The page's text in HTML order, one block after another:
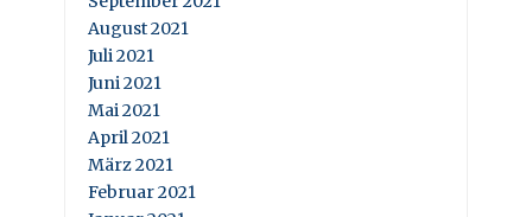
August 2021
Juli 2021
Juni 2021
Mai 2021
April 2021
März 2021
Februar 2021